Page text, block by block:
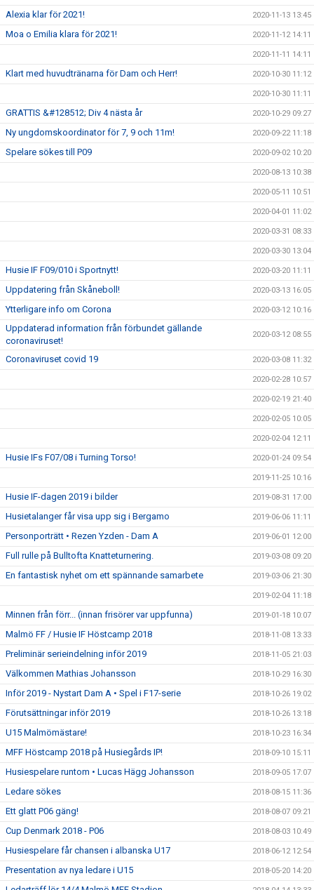
Alexia klar för 2021! 2020-11-13 13:45
Moa o Emilia klara för 2021! 2020-11-12 14:11
2020-11-11 14:11
Klart med huvudtränarna för Dam och Herr! 2020-10-30 11:12
2020-10-30 11:11
GRATTIS &#128512; Div 4 nästa år 2020-10-29 09:27
Ny ungdomskoordinator för 7, 9 och 11m! 2020-09-22 11:18
Spelare sökes till P09 2020-09-02 10:20
2020-08-13 10:38
2020-05-11 10:51
2020-04-01 11:02
2020-03-31 08:33
2020-03-30 13:04
Husie IF F09/010 i Sportnytt! 2020-03-20 11:11
Uppdatering från Skåneboll! 2020-03-13 16:05
Ytterligare info om Corona 2020-03-12 10:16
Uppdaterad information från förbundet gällande
coronaviruset!
2020-03-12 08:55
Coronaviruset covid 19 2020-03-08 11:32
2020-02-28 10:57
2020-02-19 21:40
2020-02-05 10:05
2020-02-04 12:11
Husie IFs F07/08 i Turning Torso! 2020-01-24 09:54
2019-11-25 10:16
Husie IF-dagen 2019 i bilder 2019-08-31 17:00
Husietalanger får visa upp sig i Bergamo 2019-06-06 11:11
Personporträtt • Rezen Yzden - Dam A 2019-06-01 12:00
Full rulle på Bulltofta Knatteturnering. 2019-03-08 09:20
En fantastisk nyhet om ett spännande samarbete 2019-03-06 21:30
2019-02-04 11:18
Minnen från förr... (innan frisörer var uppfunna) 2019-01-18 10:07
Malmö FF / Husie IF Höstcamp 2018 2018-11-08 13:33
Preliminär serieindelning inför 2019 2018-11-05 21:03
Välkommen Mathias Johansson 2018-10-29 16:30
Inför 2019 - Nystart Dam A • Spel i F17-serie 2018-10-26 19:02
Förutsättningar inför 2019 2018-10-26 13:18
U15 Malmömästare! 2018-10-23 16:34
MFF Höstcamp 2018 på Husiegårds IP! 2018-09-10 15:11
Husiespelare runtom • Lucas Hägg Johansson 2018-09-05 17:07
Ledare sökes 2018-08-15 11:36
Ett glatt P06 gäng! 2018-08-07 09:21
Cup Denmark 2018 - P06 2018-08-03 10:49
Husiespelare får chansen i albanska U17 2018-06-12 12:54
Presentation av nya ledare i U15 2018-05-20 14:20